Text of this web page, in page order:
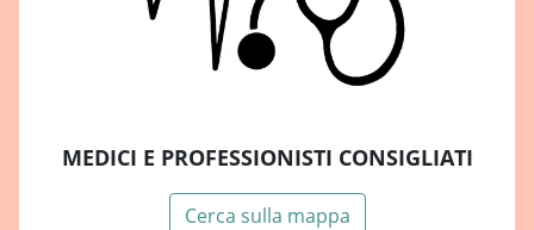
MEDICI E PROFESSIONISTI CONSIGLIATI
Cerca sulla mappa